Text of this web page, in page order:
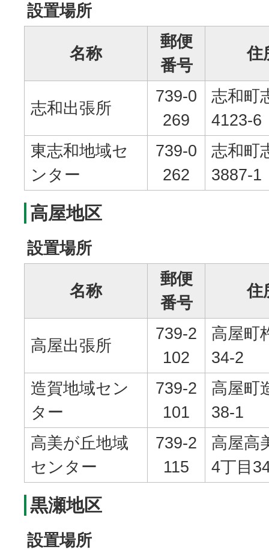
設置場所
名称
郵便
番号
住
志和出張所
739-0
269
志和町
4123-6
東志和地域セ
ンター
739-0
262
志和町
3887-1
高屋地区
設置場所
名称
郵便
番号
住
高屋出張所
739-2
102
高屋町
34-2
造賀地域セン
ター
739-2
101
高屋町
38-1
高美が丘地域
センター
739-2
115
高屋高
4丁目
黒瀬地区
設置場所